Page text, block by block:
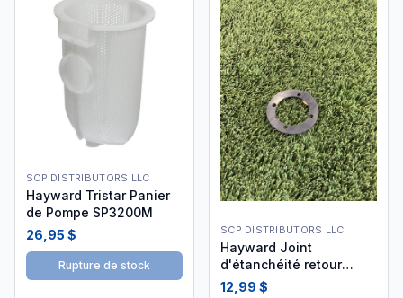
SCP DISTRIBUTORS LLC
Hayward Tristar Panier
de Pompe SP3200M
26,95 $
Rupture de stock
SCP DISTRIBUTORS LLC
Hayward Joint
d'étanchéité retour
d'eau SPX1408C i26
12,99 $